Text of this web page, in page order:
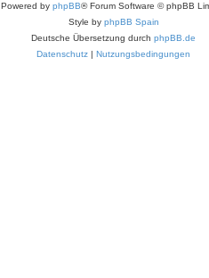
Powered by phpBB® Forum Software © phpBB
Style by phpBB Spain
Deutsche Übersetzung durch phpBB.de
Datenschutz | Nutzungsbedingungen